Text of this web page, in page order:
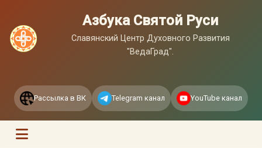
Азбука Святой Руси
Славянский Центр Духовного Развития
"ВедаГрад".
Рассылка в ВК Telegram канал YouTube канал